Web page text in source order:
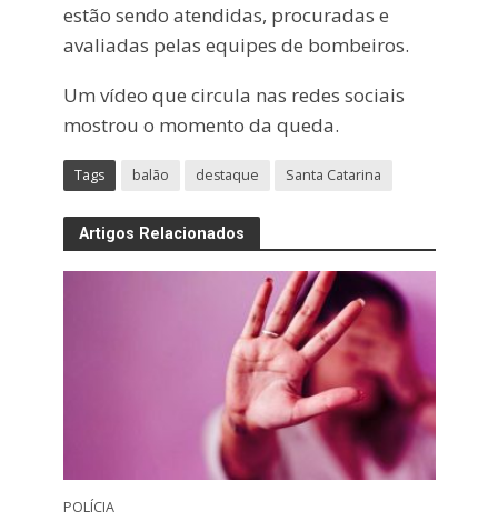
estão sendo atendidas, procuradas e
avaliadas pelas equipes de bombeiros.
Um vídeo que circula nas redes sociais
mostrou o momento da queda.
Tags balão destaque Santa Catarina
Artigos Relacionados
POLÍCIA